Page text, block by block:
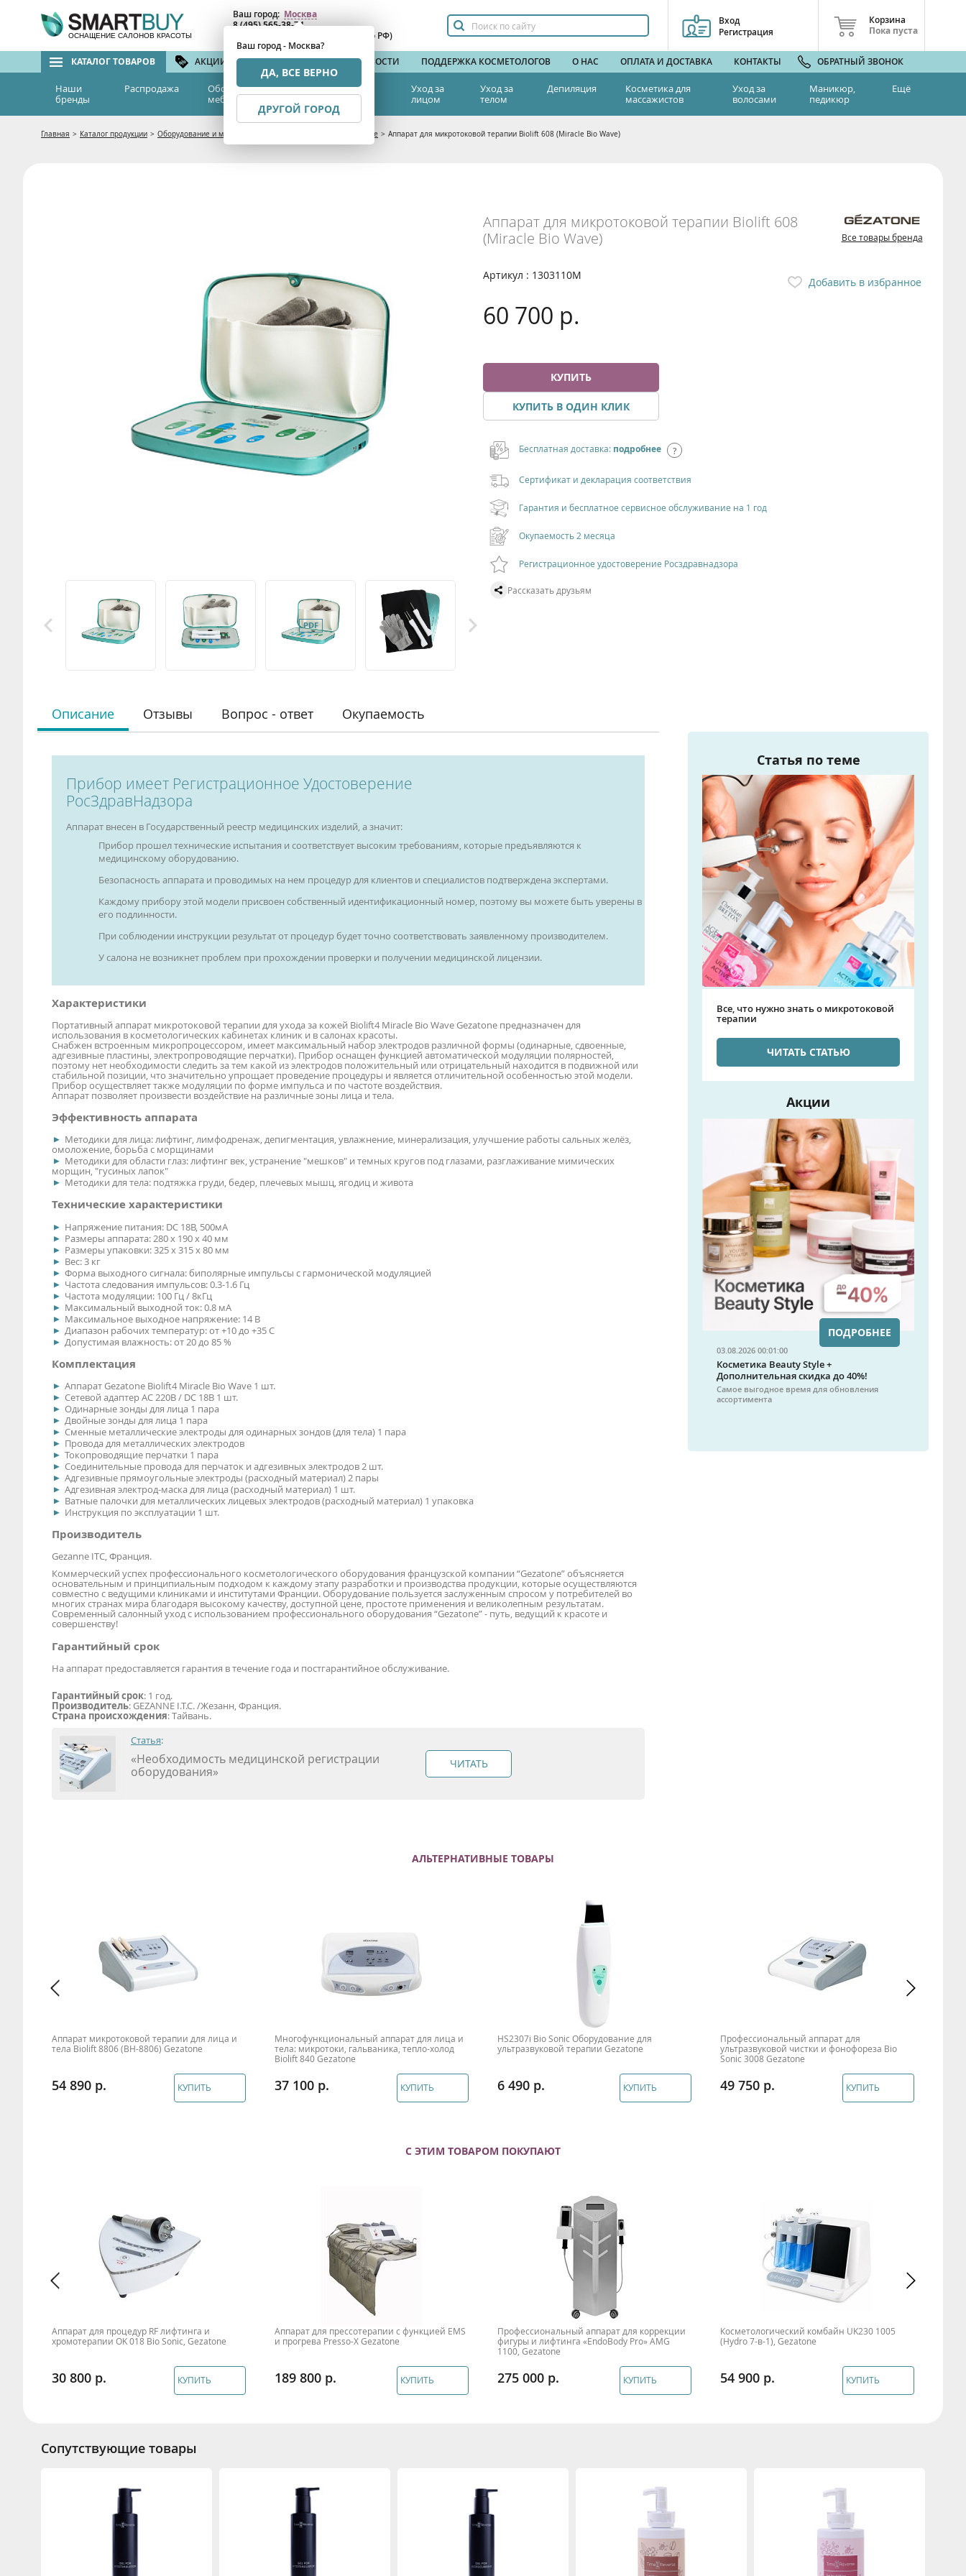
ОСНАЩЕНИЕ САЛОНОВ КРАСОТЫ
Ваш город: Москва
Ваш город - Москва?
ДА, ВСЕ ВЕРНО
ДРУГОЙ ГОРОД
8 (495) 565-38-74
(бесплатный по РФ)
Вход
Регистрация
Корзина
Пока пуста
КАТАЛОГ ТОВАРОВ АКЦИИ И СКИДКИ БРЕНДЫ НОВОСТИ ПОДДЕРЖКА КОСМЕТОЛОГОВ О НАС ОПЛАТА И ДОСТАВКА КОНТАКТЫ ОБРАТНЫЙ ЗВОНОК
Наши
бренды
Распродажа
Оборудование и
мебель
Эстетическая
медицина
Уход за
лицом
Уход за
телом
Депиляция
Косметика для
массажистов
Уход за
волосами
Маникюр,
педикюр
Ещё
Главная > Каталог продукции > Оборудование и мебель Косметологическое оборудование > Аппарат для микротоковой терапии Biolift 608 (Miracle Bio Wave)
Аппарат для микротоковой терапии Biolift 608
(Miracle Bio Wave)
Все товары бренда
Добавить в избранное
Артикул : 1303110M
60 700 р.
КУПИТЬ
КУПИТЬ В ОДИН КЛИК
Бесплатная доставка: подробнее
Cepтификат и деклаpация cooтвeтствия
Гарантия и бесплатное сервисное обслуживание на 1 год
Окупаемость 2 месяца
Регистрационное удостоверение Росздравнадзора
Рассказать друзьям
Описание
Прибор имеет Регистрационное Удостоверение
РосЗдравНадзора
Аппарат внесен в Государственный реестр медицинских изделий, а значит:
Прибор прошел технические испытания и соответствует высоким требованиям, которые предъявляются к
медицинскому оборудованию.
Безопасность аппарата и проводимых на нем процедур для клиентов и специалистов подтверждена экспертами.
Каждому прибору этой модели присвоен собственный идентификационный номер, поэтому вы можете быть уверены в
его подлинности.
При соблюдении инструкции результат от процедур будет точно соответствовать заявленному производителем.
У салона не возникнет проблем при прохождении проверки и получении медицинской лицензии.
Характеристики
Портативный аппарат микротоковой терапии для ухода за кожей Biolift4 Miracle Bio Wave Gezatone предназначен для
использования в косметологических кабинетах клиник и в салонах красоты.
Снабжен встроенным микропроцессором, имеет максимальный набор электродов различной формы (одинарные, сдвоенные,
адгезивные пластины, электропроводящие перчатки). Прибор оснащен функцией автоматической модуляции полярностей,
поэтому нет необходимости следить за тем какой из электродов положительный или отрицательный находится в подвижной или
стабильной позиции, что значительно упрощает проведение процедуры и является отличительной особенностью этой модели.
Прибор осуществляет также модуляции по форме импульса и по частоте воздействия.
Аппарат позволяет произвести воздействие на различные зоны лица и тела.
Эффективность аппарата
Методики для лица: лифтинг, лимфодренаж, депигментация, увлажнение, минерализация, улучшение работы сальных желёз,
омоложение, борьба с морщинами
Методики для области глаз: лифтинг век, устранение "мешков" и темных кругов под глазами, разглаживание мимических
морщин, "гусиных лапок"
Методики для тела: подтяжка груди, бедер, плечевых мышц, ягодиц и живота
Технические характеристики
Напряжение питания: DC 18В, 500мА
Размеры аппарата: 280 х 190 х 40 мм
Размеры упаковки: 325 х 315 х 80 мм
Вес: 3 кг
Форма выходного сигнала: биполярные импульсы с гармонической модуляцией
Частота следования импульсов: 0.3-1.6 Гц
Частота модуляции: 100 Гц / 8кГц
Максимальный выходной ток: 0.8 мА
Максимальное выходное напряжение: 14 В
Диапазон рабочих температур: от +10 до +35 С
Допустимая влажность: от 20 до 85 %
Комплектация
Аппарат Gezatone Biolift4 Miracle Bio Wave 1 шт.
Сетевой адаптер АС 220В / DC 18B 1 шт.
Одинарные зонды для лица 1 пара
Двойные зонды для лица 1 пара
Сменные металлические электроды для одинарных зондов (для тела) 1 пара
Провода для металлических электродов
Токопроводящие перчатки 1 пара
Соединительные провода для перчаток и адгезивных электродов 2 шт.
Адгезивные прямоугольные электроды (расходный материал) 2 пары
Адгезивная электрод-маска для лица (расходный материал) 1 шт.
Ватные палочки для металлических лицевых электродов (расходный материал) 1 упаковка
Инструкция по эксплуатации 1 шт.
Производитель
Gezanne ITC, Франция.
Коммерческий успех профессионального косметологического оборудования французской компании “Gezatone” объясняется
основательным и принципиальным подходом к каждому этапу разработки и производства продукции, которые осуществляются
совместно с ведущими клиниками и институтами Франции. Оборудование пользуется заслуженным спросом у потребителей во
многих странах мира благодаря высокому качеству, доступной цене, простоте применения и великолепным результатам.
Современный салонный уход с использованием профессионального оборудования “Gezatone” - путь, ведущий к красоте и
совершенству!
Гарантийный срок
На аппарат предоставляется гарантия в течение года и постгарантийное обслуживание.
Гарантийный срок: 1 год.
Производитель: GEZANNE I.T.C. /Жезанн, Франция.
Страна происхождения: Тайвань.
Статья:
«Необходимость медицинской регистрации
оборудования»
ЧИТАТЬ
Отзывы Вопрос - ответ Окупаемость
Статья по теме
Все, что нужно знать о микротоковой
терапии
ЧИТАТЬ СТАТЬЮ
Акции
03.08.2026 00:01:00
Косметика Beauty Style +
Дополнительная скидка до 40%!
Самое выгодное время для обновления
ассортимента
ПОДРОБНЕЕ
АЛЬТЕРНАТИВНЫЕ ТОВАРЫ
Аппарат микротоковой терапии для лица и
тела Biolift 8806 (BH-8806) Gezatone
54 890 КУПИТЬ
Многофункциональный аппарат для лица и
тела: микротоки, гальваника, тепло-холод
Biolift 840 Gezatone
37 100 КУПИТЬ
HS2307i Bio Sonic Оборудование для
ультразвуковой терапии Gezatone
6 490 КУПИТЬ
Профессиональный аппарат для
ультразвуковой чистки и фонофореза Bio
Sonic 3008 Gezatone
49 750 КУПИТЬ
С ЭТИМ ТОВАРОМ ПОКУПАЮТ
Аппарат для процедур RF лифтинга и
хромотерапии OK 018 Bio Sonic, Gezatone
30 800 КУПИТЬ
Аппарат для прессотерапии с функцией EMS
и прогрева Presso-X Gezatone
189 800 КУПИТЬ
Профессиональный аппарат для коррекции
фигуры и лифтинга «EndoBody Pro» AMG
1100, Gezatone
275 000 КУПИТЬ
Косметологический комбайн UK230 1005
(Hydro 7-в-1), Gezatone
54 900 КУПИТЬ
Сопутствующие товары